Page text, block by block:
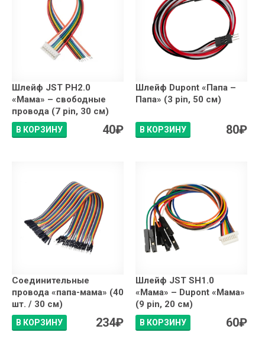
Шлейф JST PH2.0
«Мама» – свободные
провода (7 pin, 30 см)
В КОРЗИНУ 40₽
Шлейф Dupont «Папа –
Папа» (3 pin, 50 см)
В КОРЗИНУ 80₽
Соединительные
провода «папа-мама» (40
шт. / 30 см)
В КОРЗИНУ 234₽
Шлейф JST SH1.0
«Мама» – Dupont «Мама»
(9 pin, 20 см)
В КОРЗИНУ 60₽